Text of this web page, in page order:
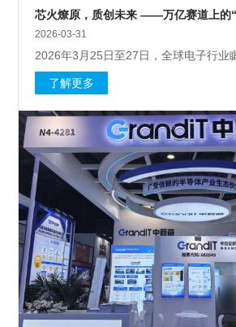
芯火燎原，质创未来 ——万亿赛道上的
2026-03-31
2026年3月25日至27日，全球电子行业
导体展览会（SEMICON China 2026）
中心盛大举行。
了解更多